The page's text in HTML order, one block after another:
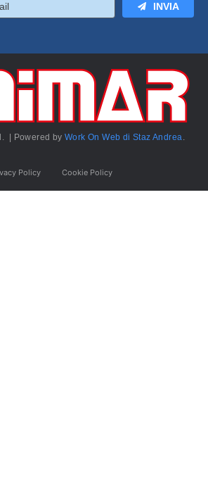
INVIA
| Powered byWork On Web di Staz Andrea.
Policy Cookie Policy